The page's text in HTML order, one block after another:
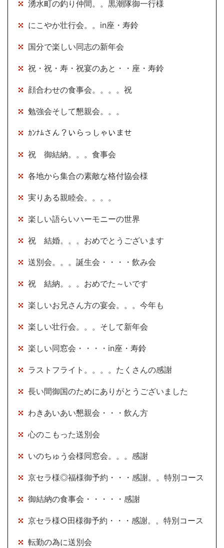
湧水町の釣り仲間。。黒潮隊御一行様
にこやか壮行会。。in座・寿鈴
国分で楽しい同志の新年会
祝・祝・寿・祝宴のあと・・座・寿鈴
顔合わせの食事会。。。。祝
勉強会そして懇親会。。。
ｶﾝﾅﾑさん？いらっしゃいませ
祝 御結納。。。食事会
各地から集合の素敵な格付協会様
実りある親睦会。。。。
楽しい語らいハーモニーの世界
祝 結婚。。。おめでとうございます
送別会。。。誕生会・・・・飲み会
祝 結納。。。おめでた～いです
楽しいお兄さん方の宴会。。。今年も
楽しい壮行会。。。そして新年会
楽しい同窓会・・・・in座・寿鈴
ラストフライト。。。。たくさんの感謝
長い間御国のためにありがとうございました
わきあいあい懇親会・・・飲ん方
心のこもった送別会
いのちゅう会様同窓会。。。感謝
京セラ様◎福様御予約・・・感謝。。特別コース
御結納の食事会・・・・・感謝
京セラ様○田様御予約・・・感謝。。特別コース
転勤の為に送別会